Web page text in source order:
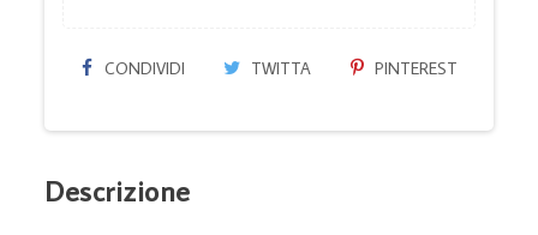
CONDIVIDI TWITTA PINTEREST
Descrizione